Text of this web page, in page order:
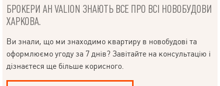
БРОКЕРИ АН VALION ЗНАЮТЬ ВСЕ ПРО ВСІ НОВОБУДОВИ
ХАРКОВА.
Ви знали, що ми знаходимо квартиру в новобудові та
оформлюємо угоду за 7 днів? Завітайте на консультацію і
дізнаєтеся ще більше корисного.
© 2019 – 2026 Valion real estate. Всі права захищені.